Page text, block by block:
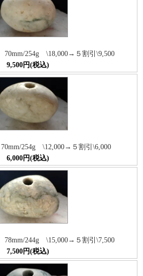
70mm/254g \18,000→５割引\9,500
9,500円(税込)
254g \12,000→５割引\6,000
6,000円(税込)
78mm/244g \15,000→５割引\7,500
7,500円(税込)